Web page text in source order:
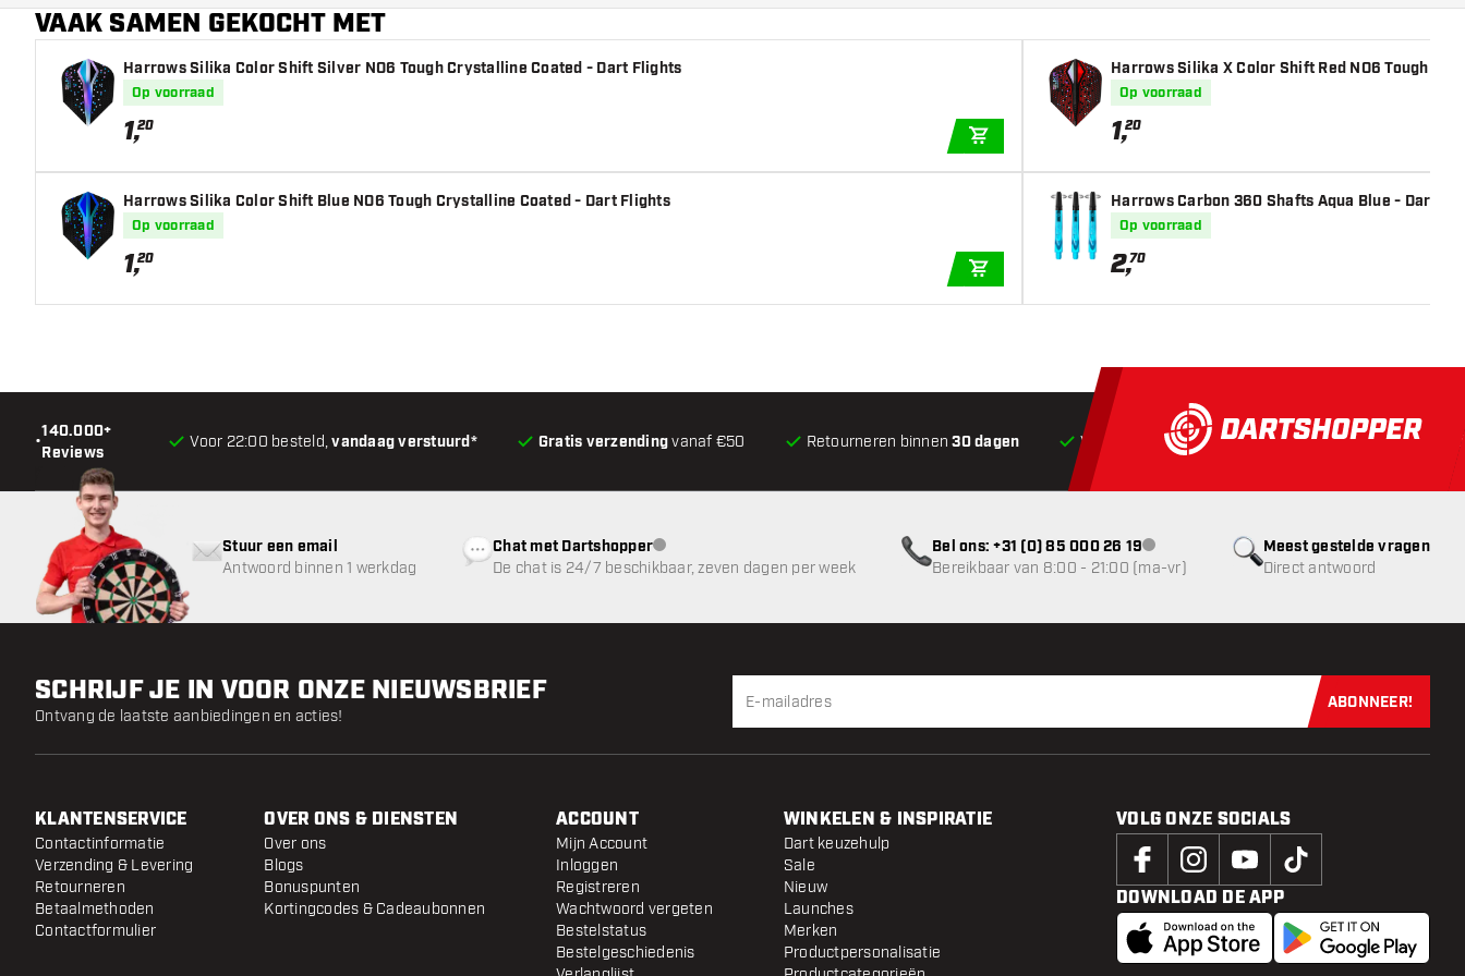
Hoofdkleur
VAAK SAMEN GEKOCHT MET
Harrows Silika Color Shift Silver NO6 Tough Crystalline Coated - Dart Flights
Op voorraad
1,20
Harrows Silika Color Shift Blue NO6 Tough Crystalline Coated - Dart Flights
Op voorraad
1,20
Harrows Silika X Color Shift Red NO6 Tough
Op voorraad
1,20
Harrows Carbon 360 Shafts Aqua Blue - Dart
Op voorraad
2,70
•
140.000+
Reviews
Voor 22:00 besteld,vandaag verstuurd* Gratis verzendingvanaf €50 Retourneren binnen30 dagen Voor 22:00 besteld,vandaag verstuurd*
Meest gestelde vragen
Direct antwoord
Stuur een email
Antwoord binnen 1 werkdag
Chat met Dartshopperklantenservice niet beschikbaar
De chat is 24/7 beschikbaar, zeven dagen per week
Bel ons: +31 (0) 85 000 26 19klantenservice niet beschikbaar
Bereikbaar van 8:00 - 21:00 (ma-vr)
SCHRIJF JE IN VOOR ONZE NIEUWSBRIEF
Ontvang de laatste aanbiedingen en acties!
Schrijf je
ABONNEER!
KLANTENSERVICE
Contactinformatie
Verzending & Levering
Retourneren
Betaalmethoden
Contactformulier
OVER ONS & DIENSTEN
Over ons
Blogs
Bonuspunten
Kortingcodes & Cadeaubonnen
ACCOUNT
Mijn Account
Inloggen
Registreren
Wachtwoord vergeten
Bestelstatus
Bestelgeschiedenis
WINKELEN & INSPIRATIE
Dart keuzehulp
Sale
Nieuw
Launches
Merken
Productpersonalisatie
VOLG ONZE SOCIALS
DOWNLOAD DE APP